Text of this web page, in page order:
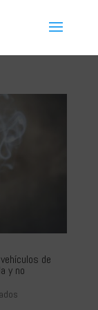
de
y no